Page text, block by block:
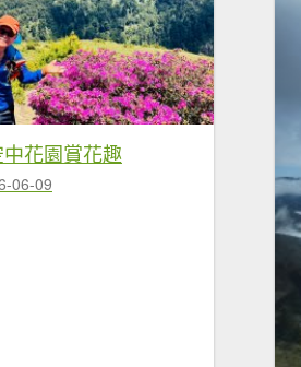
花園賞花趣
06-09